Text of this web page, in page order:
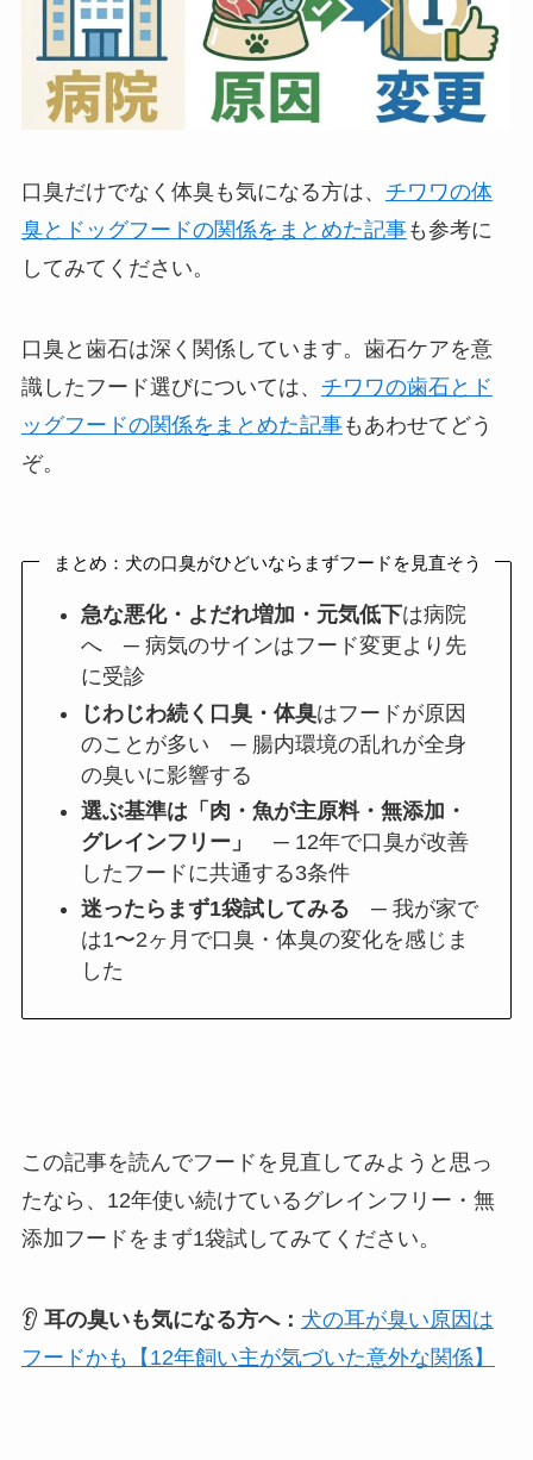
口臭だけでなく体臭も気になる方は、 チワワの体
臭とドッグフードの関係をまとめた記事も参考に
してみてください。
口臭と歯石は深く関係しています。歯石ケアを意
識したフード選びについては、 チワワの歯石とド
ッグフードの関係をまとめた記事もあわせてどう
ぞ。
まとめ：犬の口臭がひどいならまずフードを見直そう
急な悪化・よだれ増加・元気低下は病院
へ ─ 病気のサインはフード変更より先
に受診
じわじわ続く口臭・体臭はフードが原因
のことが多い ─ 腸内環境の乱れが全身
の臭いに影響する
選ぶ基準は「肉・魚が主原料・無添加・
グレインフリー」
─ 12年で口臭が改善
したフードに共通する3条件
迷ったらまず1袋試してみる ─ 我が家で
は1〜2ヶ月で口臭・体臭の変化を感じま
した
この記事を読んでフードを見直してみようと思っ
たなら、12年使い続けているグレインフリー・無
添加フードをまず1袋試してみてください。
👂 耳の臭いも気になる方へ： 犬の耳が臭い原因は
フードかも【12年飼い主が気づいた意外な関係】